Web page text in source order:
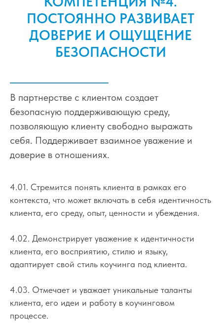
ПОСТОЯННО РАЗВИВАЕТ
ДОВЕРИЕ И ОЩУЩЕНИЕ
БЕЗОПАСНОСТИ
В партнерстве с клиентом создает
безопасную поддерживающую среду,
позволяющую клиенту свободно выражать
себя. Поддерживает взаимное уважение и
доверие в отношениях.
4.01. Стремится понять клиента в рамках его
контекста, что может включать в себя идентичность
клиента, его среду, опыт, ценности и убеждения.
4.02. Демонстрирует уважение к идентичности
клиента, его восприятию, стилю и языку,
адаптирует свой стиль коучинга под клиента.
4.03. Отмечает и уважает уникальные таланты
клиента, его идеи и работу в коучинговом
процессе.